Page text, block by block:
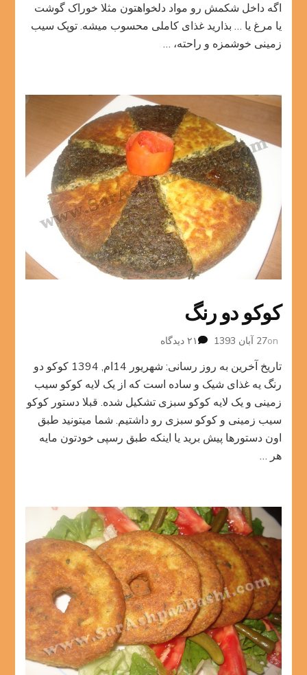
اگه داخل شکمش رو مواد دلخواهتون مثلا خوراک گوشت
یا مرغ یا … بذارید غذای کاملی محسوب میشه. توپک سیب
زمینی خوشمزه و راحته، …
کوکو دو رنگ
on27 آبان 1393 ۲۱ دیدگاه
دو
رنگ
تاریخ آخرین به روز رسانی: شهریور 14ام, 1394 کوکو دو
رنگ یه غذای شیک و ساده است که از یک لایه کوکو سیب
زمینی و یک لایه کوکو سبزی تشکیل شده. قبلا دستور کوکو
سیب زمینی و کوکو سبزی رو داشتیم. شما میتونید طبق
اون دستورها پیش برید یا اینکه طبق رسپی خودتون مایه
هر …